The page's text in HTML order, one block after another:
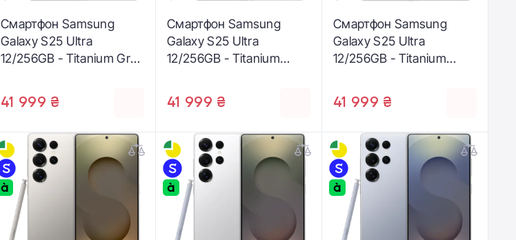
Смартфон Samsung
Galaxy S25 Ultra
12/256GB - Titanium Gray
41 999 ₴
Смартфон Samsung
Galaxy S25 Ultra
12/256GB - Titanium
41 999 ₴
Смартфон Samsung
Galaxy S25 Ultra
12/256GB - Titanium
41 999 ₴